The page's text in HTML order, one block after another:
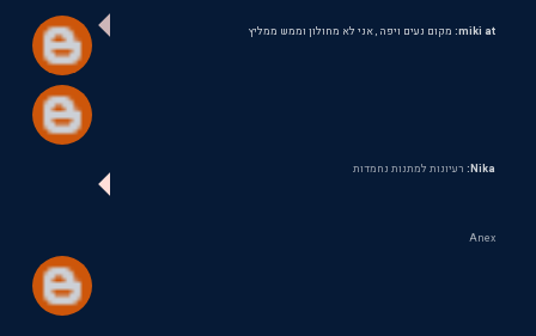
miki at: מקום נעים ויפה , אני לא מחולון וממש ממליץ
Nika: רעיונות למתנות נחמדות
Anex